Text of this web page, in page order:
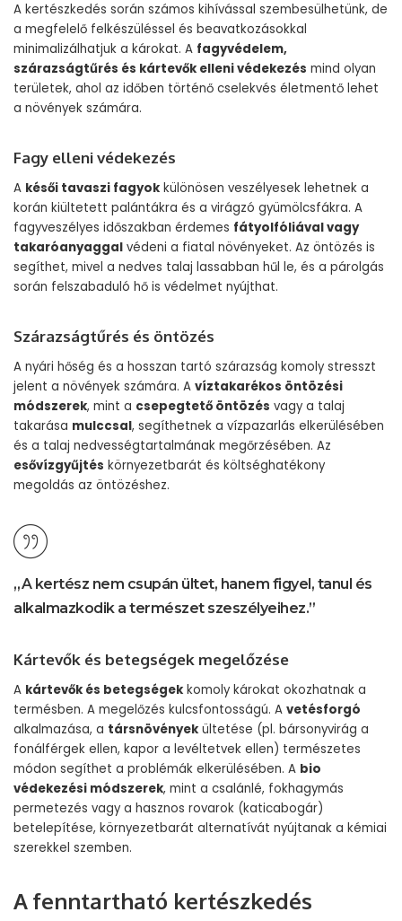
A kertészkedés során számos kihívással szembesülhetünk, de
a megfelelő felkészüléssel és beavatkozásokkal
minimalizálhatjuk a károkat. A fagyvédelem,
szárazságtűrés és kártevők elleni védekezés mind olyan
területek, ahol az időben történő cselekvés életmentő lehet
a növények számára.
Fagy elleni védekezés
A késői tavaszi fagyok különösen veszélyesek lehetnek a
korán kiültetett palántákra és a virágzó gyümölcsfákra. A
fagyveszélyes időszakban érdemes fátyolfóliával vagy
takaróanyaggal védeni a fiatal növényeket. Az öntözés is
segíthet, mivel a nedves talaj lassabban hűl le, és a párolgás
során felszabaduló hő is védelmet nyújthat.
Szárazságtűrés és öntözés
A nyári hőség és a hosszan tartó szárazság komoly stresszt
jelent a növények számára. A víztakarékos öntözési
módszerek, mint a csepegtető öntözés vagy a talaj
takarása mulccsal, segíthetnek a vízpazarlás elkerülésében
és a talaj nedvességtartalmának megőrzésében. Az
esővízgyűjtés környezetbarát és költséghatékony
megoldás az öntözéshez.
„A kertész nem csupán ültet, hanem figyel, tanul és
alkalmazkodik a természet szeszélyeihez.”
Kártevők és betegségek megelőzése
A kártevők és betegségek komoly károkat okozhatnak a
termésben. A megelőzés kulcsfontosságú. A vetésforgó
alkalmazása, a társnövények ültetése (pl. bársonyvirág a
fonálférgek ellen, kapor a levéltetvek ellen) természetes
módon segíthet a problémák elkerülésében. A bio
védekezési módszerek, mint a csalánlé, fokhagymás
permetezés vagy a hasznos rovarok (katicabogár)
betelepítése, környezetbarát alternatívát nyújtanak a kémiai
szerekkel szemben.
A fenntartható kertészkedés